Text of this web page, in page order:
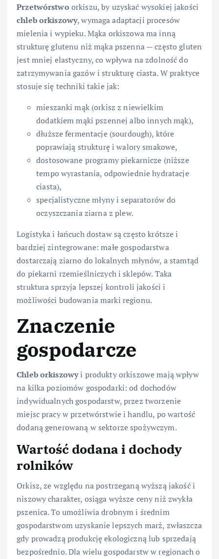
Przetwórstwo orkiszu, by uzyskać wysokiej jakości
chleb orkiszowy, wymaga adaptacji procesów
mielenia i wypieku. Mąka orkiszowa ma inną
strukturę glutenu niż mąka pszenna — często gluten
jest mniej elastyczny, co wpływa na zdolność do
zatrzymywania gazów i strukturę ciasta. W praktyce
stosuje się techniki takie jak:
mieszanki mąk (orkisz z niewielkim
dodatkiem mąki pszennej albo innych mąk),
dłuższe fermentacje (sourdough), które
poprawiają strukturę i walory smakowe,
dostosowane programy piekarnicze (niższe
tempo wyrastania, odpowiednie hydratacje
ciasta),
specjalistyczne młyny i separatorów do
oczyszczania ziarna z plew.
Logistyka i łańcuch dostaw są często krótsze i
bardziej zintegrowane: małe gospodarstwa
dostarczają ziarno do lokalnych młynów, a stamtąd
do piekarni rzemieślniczych i sklepów. Taka
struktura sprzyja lepszej kontroli jakości i
możliwości budowania marki regionu.
Znaczenie
gospodarcze
Chleb orkiszowyi produkty orkiszowe mają wpływ
na kilka poziomów gospodarki: od dochodów
indywidualnych gospodarstw, przez tworzenie
miejsc pracy w przetwórstwie i handlu, po wartość
dodaną generowaną w sektorze spożywczym.
Wartość dodana i dochody
rolników
Orkisz, ze względu na postrzeganą wyższą jakość i
niszowy charakter, osiąga wyższe ceny niż zwykła
pszenica. To umożliwia drobnym i średnim
gospodarstwom uzyskanie lepszych marż, zwłaszcza
gdy prowadzą produkcję ekologiczną lub sprzedają
bezpośrednio. Dla wielu gospodarstw w regionach o